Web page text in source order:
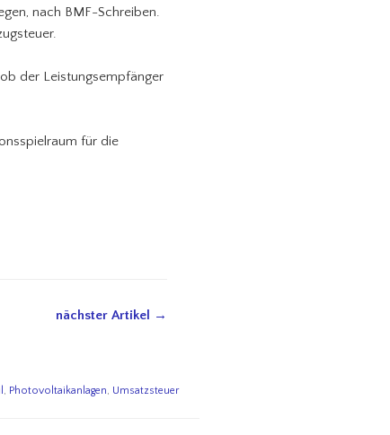
nach BMF-Schreiben.
der Leistungsempfänger
für die
nächster Artikel →
, Photovoltaikanlagen, Umsatzsteuer